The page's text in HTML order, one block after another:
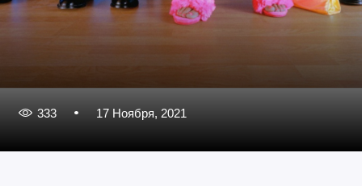
333 17 Ноября, 2021